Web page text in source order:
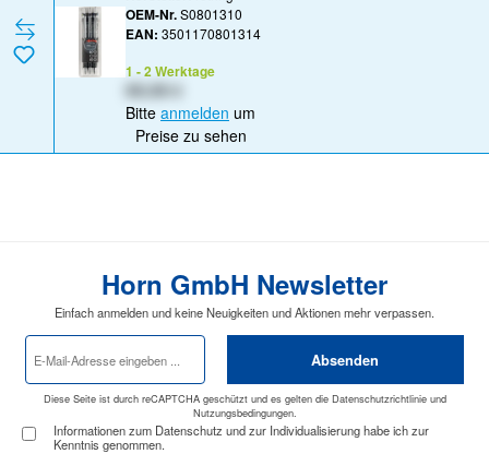
OEM-Nr.S0801310
EAN: 3501170801314
1 - 2 Werktage
Bitte anmelden um
Preise zu sehen
Horn GmbH Newsletter
Einfach anmelden und keine Neuigkeiten und Aktionen mehr verpassen.
E-
Mail-
*
Absenden
Diese Seite ist durch reCAPTCHA geschützt und es gelten die Datenschutzrichtlinieund
Nutzungsbedingungen.
Informationen zum Datenschutz und zur Individualisierung habe ich zur
Kenntnis genommen.